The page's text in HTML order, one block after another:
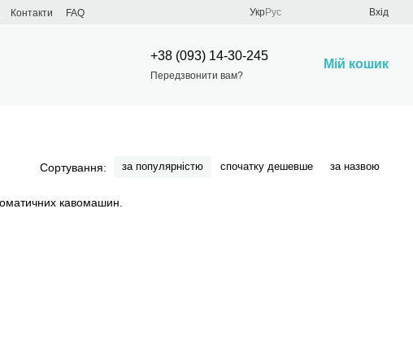
Контакти
FAQ
УкрРус Вхід
+38 (093) 14-30-245
Передзвонити вам?
Мій кошик
Сортування: за популярністю спочатку дешевше за назвою